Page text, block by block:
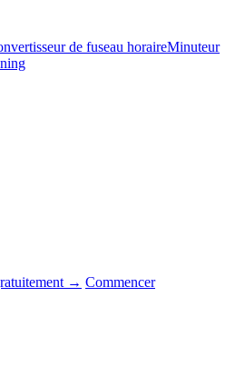
de fuseau horaireMinuteur
→ Commencer